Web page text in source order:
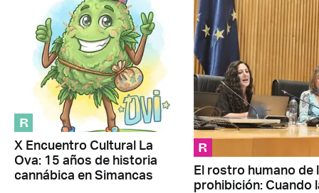
R
X Encuentro Cultural La
Ova: 15 años de historia
cannábica en Simancas
R
El rostro humano de
prohibición: Cuando